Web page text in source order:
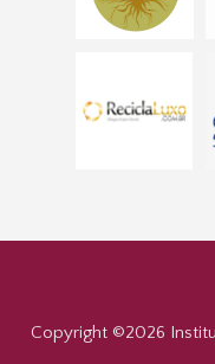
Copyright ©2026